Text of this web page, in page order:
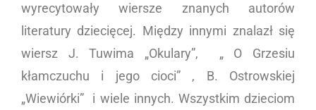
wyrecytowały wiersze znanych autorów
literatury dziecięcej. Między innymi znalazł się
wiersz J. Tuwima „Okulary”, „ O Grzesiu
kłamczuchu i jego cioci” , B. Ostrowskiej
„Wiewiórki” i wiele innych. Wszystkim dzieciom